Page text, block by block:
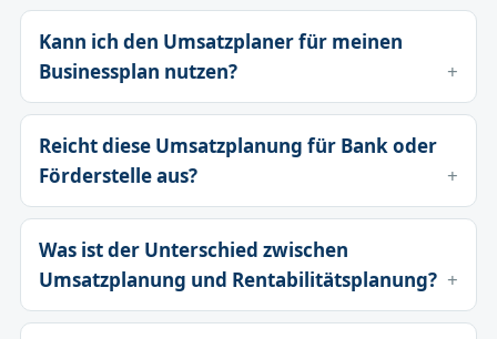
Kann ich den Umsatzplaner für meinen
Businessplan nutzen?
Reicht diese Umsatzplanung für Bank oder
Förderstelle aus?
Was ist der Unterschied zwischen
Umsatzplanung und Rentabilitätsplanung?